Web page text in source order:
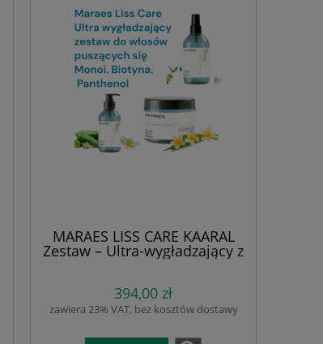
MARAES LISS CARE KAARAL
Zestaw – Ultra-wygładzający z
Monoi, Biotyną i Pantenolem.
blasku i miękkości; szampon
500 ml , maska 500 ml i
alkoholu, parabenów i
394,00 zł
zawiera 23% VAT, bez kosztów dostawy